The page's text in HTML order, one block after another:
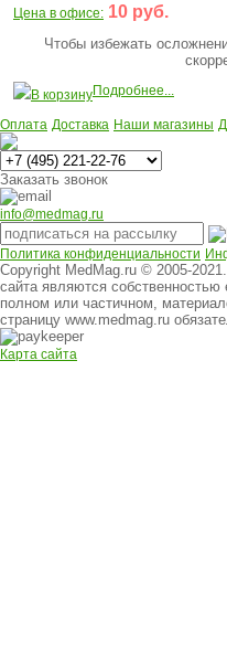
Цена в офисе: 10 руб.
Чтобы избежать
В корзинуПодробнее...
Оплата Доставка Наши магазины
Заказать звонок
info@medmag.ru
Политика конфиденциальности
Copyright MedMag.ru © 2005-
сайта являются собственностью
полном или частичном,
страницу www.medmag.ru
Карта сайта